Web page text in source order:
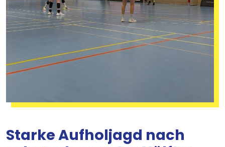
Starke Aufholjagd nach